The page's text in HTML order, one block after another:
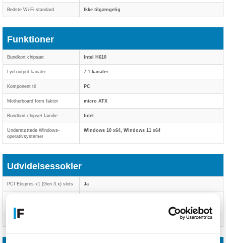
Bedste Wi-Fi standard Ikke tilgængelig
Funktioner
Bundkort chipsæt Intel H610
Lyd-output kanaler 7.1 kanaler
Komponent til PC
Motherboard form faktor micro ATX
Bundkort chipset familie Intel
Understøttede Windows-
operativsystemer
Windows 10 x64, Windows 11 x64
Udvidelsessokler
PCI Ekspres x1 (Gen 3.x) slots Ja
Antal M.2 (M) slots